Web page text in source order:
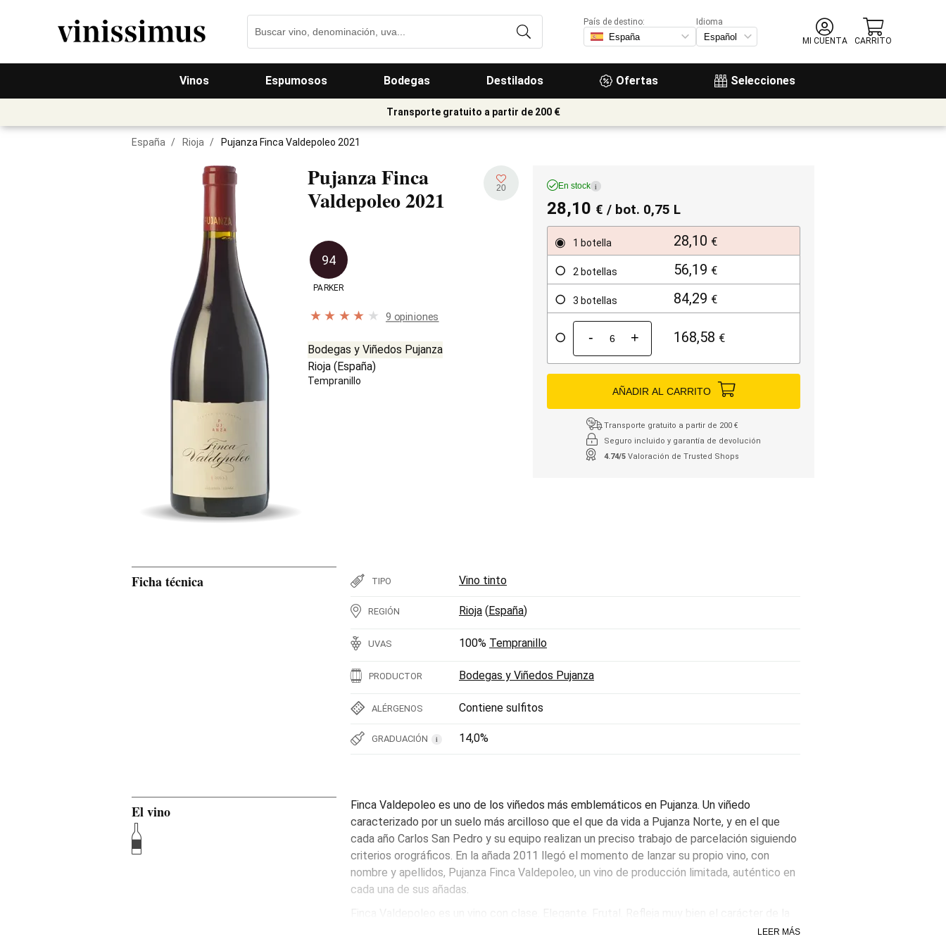
Vinos Espumosos Bodegas Destilados Ofertas Selecciones
País de destino:
Idioma
MI CUENTA
CARRITO
Transporte gratuito a partir de 200 €
España / Rioja / Pujanza Finca Valdepoleo 2021
Pujanza Finca
Valdepoleo2021 20
94
PARKER
9 opiniones
Bodegas y Viñedos Pujanza
Rioja (España)
Tempranillo
En stock i
28,10 € / bot. 0,75 L
1 botella 28,10 €
2 botellas 56,19 €
3 botellas 84,29 €
- + 168,58 €
AÑADIR AL CARRITO
Transporte gratuito a partir de 200 €
Seguro incluido y garantía de devolución
4.74/5 Valoración de Trusted Shops
Ficha técnica TIPO Vino tinto
REGIÓN Rioja (España)
UVAS 100% Tempranillo
PRODUCTOR Bodegas y Viñedos Pujanza
ALÉRGENOS Contiene sulfitos
GRADUACIÓN i 14,0%
El vino
Finca Valdepoleo es uno de los viñedos más emblemáticos en Pujanza. Un viñedo
caracterizado por un suelo más arcilloso que el que da vida a Pujanza Norte, y en el que
cada año Carlos San Pedro y su equipo realizan un preciso trabajo de parcelación siguiendo
criterios orográficos. En la añada 2011 llegó el momento de lanzar su propio vino, con
nombre y apellidos, Pujanza Finca Valdepoleo, un vino de producción limitada, auténtico en
cada una de sus añadas.
tempranillo, con una fruta muy madura y fresca, de moras y arándanos, aunque al principio,
LEER MÁS